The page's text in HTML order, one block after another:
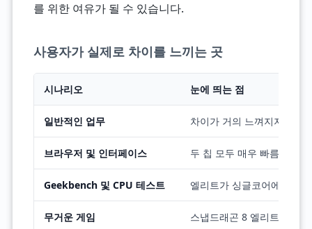
를 위한 여유가 될 수 있습니다.
사용자가 실제로 차이를 느끼는 곳
시나리오 눈에 띄는 점
일반적인 업무 차이가 거의 느껴지지 않음
브라우저 및 인터페이스 두 칩 모두 매우 빠름
Geekbench 및 CPU 테스트 엘리트가 싱글코어에서 조
무거운 게임 스냅드래곤 8 엘리트가 자